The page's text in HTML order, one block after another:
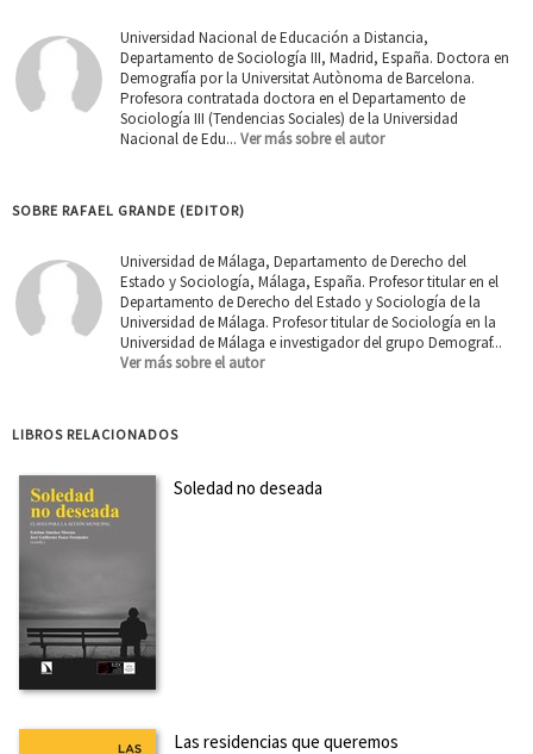
Universidad Nacional de Educación a Distancia,
Departamento de Sociología III, Madrid, España. Doctora en
Demografía por la Universitat Autònoma de Barcelona.
Profesora contratada doctora en el Departamento de
Sociología III (Tendencias Sociales) de la Universidad
Nacional de Edu... Ver más sobre el autor
SOBRE RAFAEL GRANDE (EDITOR)
Universidad de Málaga, Departamento de Derecho del
Estado y Sociología, Málaga, España. Profesor titular en el
Departamento de Derecho del Estado y Sociología de la
Universidad de Málaga. Profesor titular de Sociología en la
Universidad de Málaga e investigador del grupo Demograf...
Ver más sobre el autor
LIBROS RELACIONADOS
Soledad no deseada
Las residencias que queremos